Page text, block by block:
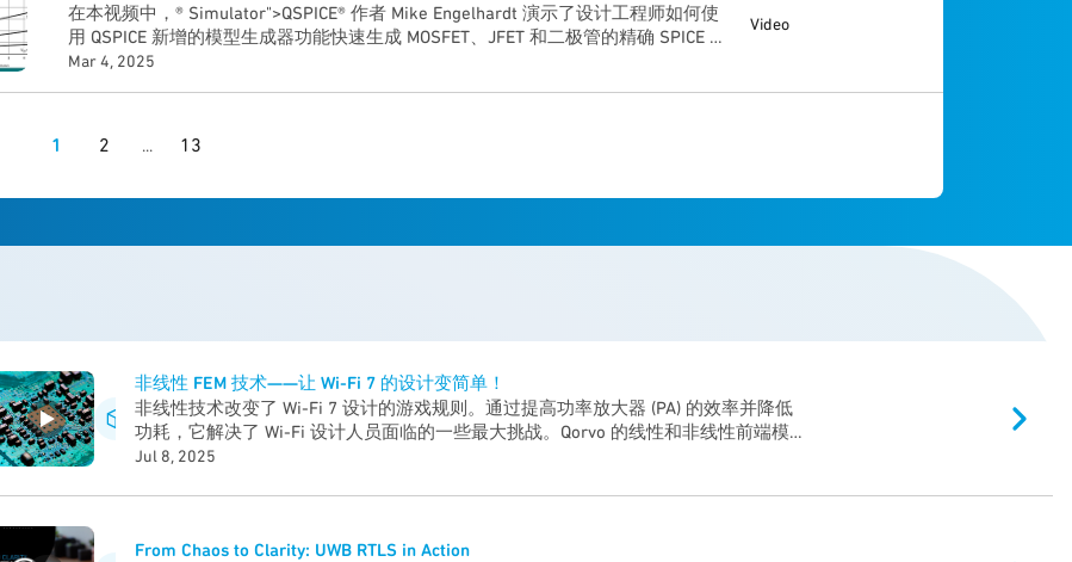
在本视频中，® Simulator">QSPICE® 作者 Mike Engelhardt 演示了设计工程师如何使
用 QSPICE 新增的模型生成器功能快速生成 MOSFET、JFET 和二极管的精确 SPICE 模
型。请观看他逐步演示如何仅使用数据表在几分钟内建立 MOSFET 模型。
Mar 4, 2025
Video
1 2 ... 13
非线性 FEM 技术——让 Wi-Fi 7 的设计变简单！
非线性技术改变了 Wi-Fi 7 设计的游戏规则。通过提高功率放大器 (PA) 的效率并降低
功耗，它解决了 Wi-Fi 设计人员面临的一些最大挑战。Qorvo 的线性和非线性前端模
块产品组合可让您灵活地为自己的设计选择合适的解决方案。这一切都将使您的 Wi-
Jul 8, 2025
From Chaos to Clarity: UWB RTLS in Action